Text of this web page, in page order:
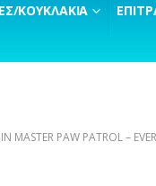
ΚΟΥΚΛΆΚΙΑ
MASTER PAW PATROL –